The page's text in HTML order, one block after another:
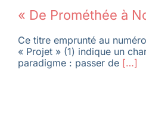
« De Prométhée à
Ce titre emprunté au
« Projet » (1) indique un
paradigme : passer de[…]